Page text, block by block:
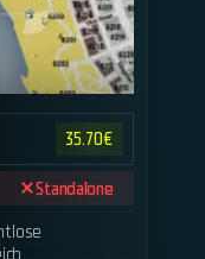
35.70€
Standalone